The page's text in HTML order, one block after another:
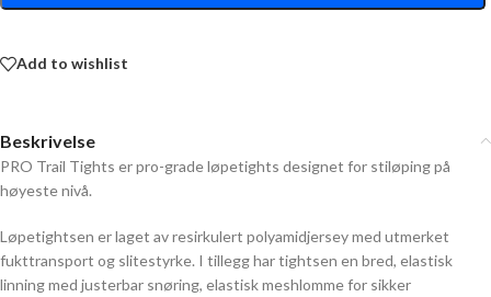
Add to wishlist
Beskrivelse
PRO Trail Tights er pro-grade løpetights designet for stiløping på
høyeste nivå.
Løpetightsen er laget av resirkulert polyamidjersey med utmerket
fukttransport og slitestyrke. I tillegg har tightsen en bred, elastisk
linning med justerbar snøring, elastisk meshlomme for sikker